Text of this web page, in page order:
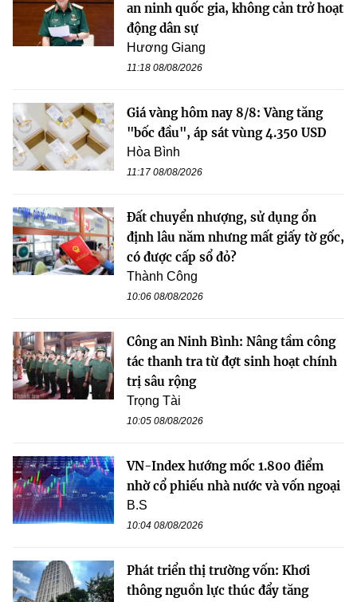
an ninh quốc gia, không cản trở hoạt
động dân sự
Hương Giang
11:18 08/08/2026
Giá vàng hôm nay 8/8: Vàng tăng
"bốc đầu", áp sát vùng 4.350 USD
Hòa Bình
11:17 08/08/2026
Đất chuyển nhượng, sử dụng ổn
định lâu năm nhưng mất giấy tờ gốc,
có được cấp sổ đỏ?
Thành Công
10:06 08/08/2026
Công an Ninh Bình: Nâng tầm công
tác thanh tra từ đợt sinh hoạt chính
trị sâu rộng
Trọng Tài
10:05 08/08/2026
VN-Index hướng mốc 1.800 điểm
nhờ cổ phiếu nhà nước và vốn ngoại
B.S
10:04 08/08/2026
Phát triển thị trường vốn: Khơi
thông nguồn lực thúc đẩy tăng